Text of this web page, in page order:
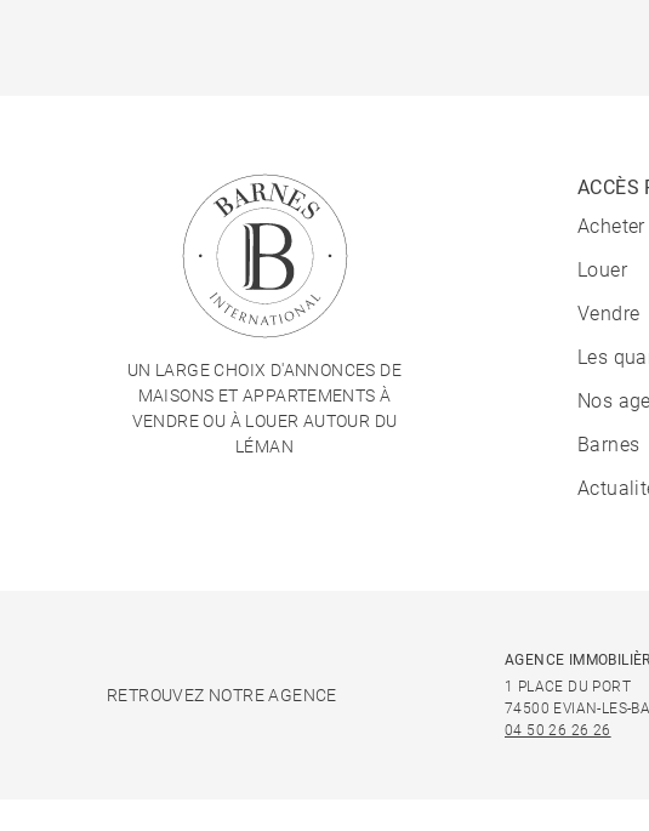
UN LARGE CHOIX D'ANNONCES DE
MAISONS ET APPARTEMENTS À
VENDRE OU À LOUER AUTOUR DU
LÉMAN
ACCÈS
Acheter
Louer
Vendre
Les
Nos
Barnes
RETROUVEZ NOTRE AGENCE
AGENCE
1 PLACE DU PORT
74500 EVIAN-LES-
04 50 26 26 26